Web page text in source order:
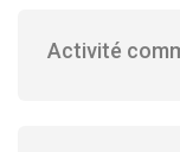
Activité